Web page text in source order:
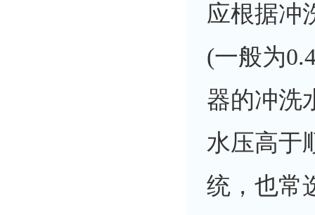
应根据冲
(一般为
器的冲洗
水压高于
统，也常